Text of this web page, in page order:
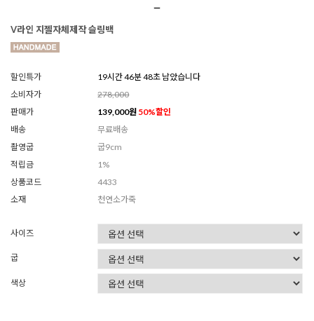
V라인 지젤자체제작 슬링백
할인특가
19시간 46분 46초 남았습니다
소비자가
278,000
판매가
139,000원 50%할인
배송
무료배송
촬영굽
굽9cm
적립금
1%
상품코드
4433
소재
천연소가죽
사이즈
굽
색상